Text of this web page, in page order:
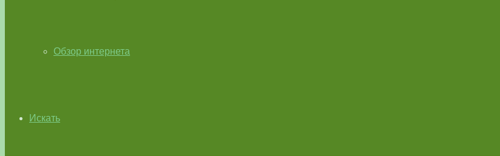
Обзор интернета
Искать